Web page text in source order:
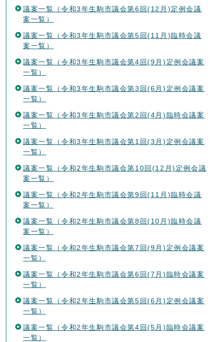
議案一覧（令和3年生駒市議会第6回(12月)定例会議
案一覧）
議案一覧（令和3年生駒市議会第5回(11月)臨時会議
案一覧）
議案一覧（令和3年生駒市議会第4回(9月)定例会議案
一覧）
議案一覧（令和3年生駒市議会第3回(6月)定例会議案
一覧）
議案一覧（令和3年生駒市議会第2回(4月)臨時会議案
一覧）
議案一覧（令和3年生駒市議会第1回(3月)定例会議案
一覧）
議案一覧（令和2年生駒市議会第10回(12月)定例会議
案一覧）
議案一覧（令和2年生駒市議会第9回(11月)臨時会議
案一覧）
議案一覧（令和2年生駒市議会第8回(10月)臨時会議
案一覧）
議案一覧（令和2年生駒市議会第7回(9月)定例会議案
一覧）
議案一覧（令和2年生駒市議会第6回(7月)臨時会議案
一覧）
議案一覧（令和2年生駒市議会第5回(6月)定例会議案
一覧）
議案一覧（令和2年生駒市議会第4回(5月)臨時会議案
一覧）